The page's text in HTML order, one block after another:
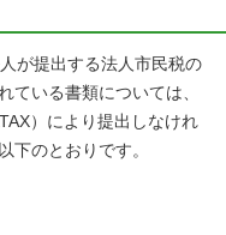
が提出する法人市民税の
ている書類については、
）により提出しなけれ
下のとおりです。